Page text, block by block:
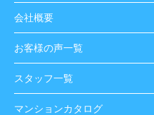
会社概要
お客様の声一覧
スタッフ一覧
マンションカタログ